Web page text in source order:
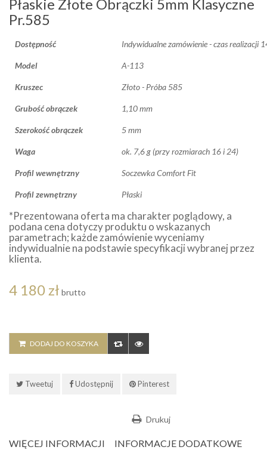
Płaskie Złote Obrączki 5mm Klasyczne
Pr.585
Dostępność Indywidualne zamówienie - czas realizacji
Model A-113
Kruszec Złoto - Próba 585
Grubość obrączek 1,10 mm
Szerokość obrączek 5 mm
Waga ok. 7,6 g (przy rozmiarach 16 i 24)
Profil wewnętrzny Soczewka Comfort Fit
Profil zewnętrzny Płaski
*Prezentowana oferta ma charakter poglądowy, a
podana cena dotyczy produktu o wskazanych
parametrach; każde zamówienie wyceniamy
indywidualnie na podstawie specyfikacji wybranej przez
klienta.
4 180 zł brutto
DODAJ DO KOSZYKA
Tweetuj Udostępnij Pinterest
Drukuj
WIĘCEJ INFORMACJI INFORMACJE DODATKOWE